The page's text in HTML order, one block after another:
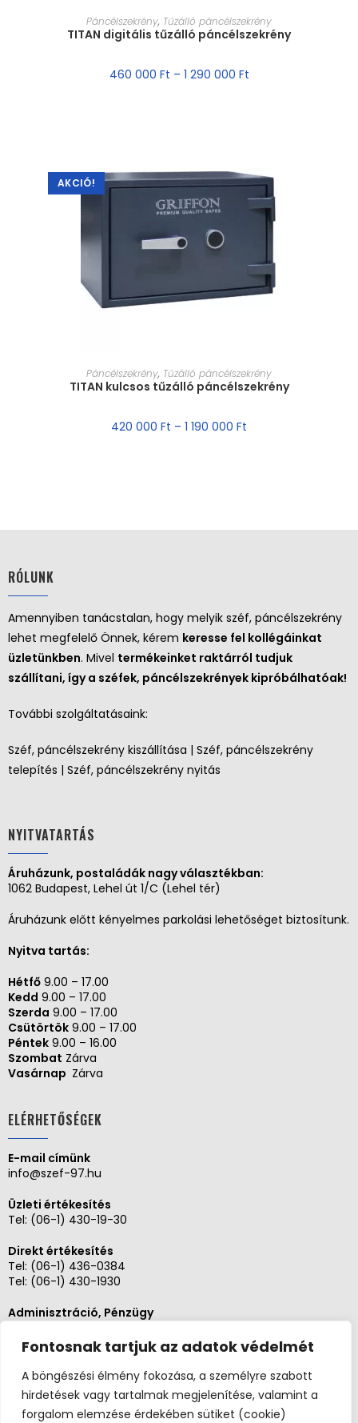
Fontosnak tartjuk az adatok védelmét
A böngészési élmény fokozása, a személyre szabott
hirdetések vagy tartalmak megjelenítése, valamint a
forgalom elemzése érdekében sütiket (cookie)
MÉRET VÁLASZTÁSA
Páncélszekrény, Tűzálló páncélszekrény
TITAN digitális tűzálló páncélszekrény
460 000 Ft – 1 290 000 Ft
AKCIÓ!
MÉRET VÁLASZTÁSA
Páncélszekrény, Tűzálló páncélszekrény
TITAN kulcsos tűzálló páncélszekrény
420 000 Ft – 1 190 000 Ft
RÓLUNK
Amennyiben tanácstalan, hogy melyik széf, páncélszekrény
lehet megfelelő Önnek, kérem keresse fel kollégáinkat
üzletünkben. Mivel termékeinket raktárról tudjuk
szállítani, így a széfek, páncélszekrények kipróbálhatóak!
További szolgáltatásaink:
Széf, páncélszekrény kiszállítása | Széf, páncélszekrény
telepítés | Széf, páncélszekrény nyitás
NYITVATARTÁS
Áruházunk, postaládák nagy választékban:
1062 Budapest, Lehel út 1/C (Lehel tér)
Áruházunk előtt kényelmes parkolási lehetőséget biztosítunk.
Nyitva tartás:
Hétfő 9.00 – 17.00
Kedd 9.00 – 17.00
Szerda 9.00 – 17.00
Csütörtök 9.00 – 17.00
Péntek 9.00 – 16.00
Szombat Zárva
Vasárnap Zárva
ELÉRHETŐSÉGEK
E-mail címünk
info@szef-97.hu
Üzleti értékesítés
Tel: (06-1) 430-19-30
Direkt értékesítés
Tel: (06-1) 436-0384
Tel: (06-1) 430-1930
Adminisztráció, Pénzügy
Szerviz és karbantartás
Tel: (06-20)3268654
Tel: (06-1) 436-0384